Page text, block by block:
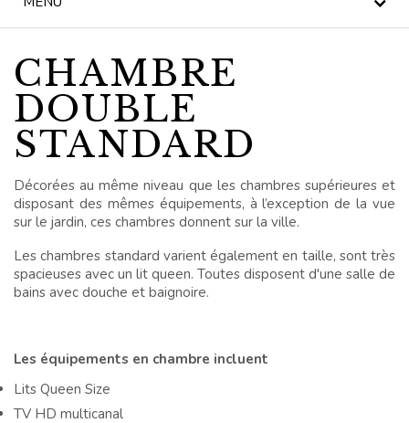
MIDI
NOUVELLES
BLOG
KILKENNY CIVIC
TRUST
CÉLÉBRATIONS
LES MARIAGES
CHÈQUES CADEAUX
BUTLER HOUSE &
CHAMBRE
DOUBLE
STANDARD
Décorées au même niveau que les chambres supérieures et
disposant des mêmes équipements, à l’exception de la vue
sur le jardin, ces chambres donnent sur la ville.
Les chambres standard varient également en taille, sont très
spacieuses avec un lit queen. Toutes disposent d'une salle de
bains avec douche et baignoire.
Les équipements en chambre incluent
Lits Queen Size
TV HD multicanal